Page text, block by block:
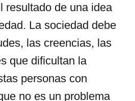
resultado de una idea
La sociedad debe
las creencias, las
que dificultan la
personas con
no es un problema